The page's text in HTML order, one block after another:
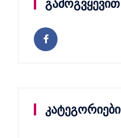
გამოგვყევით
კატეგორიები